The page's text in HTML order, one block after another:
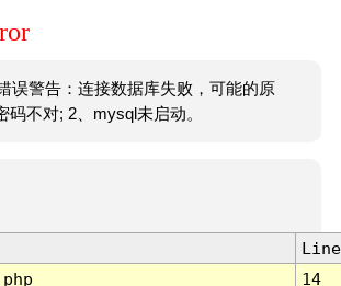
误警告：连接数据库失败，可能的原
码不对; 2、mysql未启动。
Line
14